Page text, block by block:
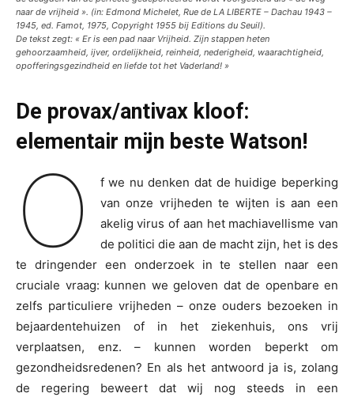
naar de vrijheid ». (in: Edmond Michelet, Rue de LA LIBERTE – Dachau 1943 –
1945, ed. Famot, 1975, Copyright 1955 bij Editions du Seuil).
De tekst zegt: « Er is een pad naar Vrijheid. Zijn stappen heten
gehoorzaamheid, ijver, ordelijkheid, reinheid, nederigheid, waarachtigheid,
opofferingsgezindheid en liefde tot het Vaderland! »
De provax/antivax kloof:
elementair mijn beste Watson!
O
f we nu denken dat de huidige beperking
van onze vrijheden te wijten is aan een
akelig virus of aan het machiavellisme van
de politici die aan de macht zijn, het is des
te dringender een onderzoek in te stellen naar een
cruciale vraag: kunnen we geloven dat de openbare en
zelfs particuliere vrijheden – onze ouders bezoeken in
bejaardentehuizen of in het ziekenhuis, ons vrij
verplaatsen, enz. – kunnen worden beperkt om
gezondheidsredenen? En als het antwoord ja is, zolang
de regering beweert dat wij nog steeds in een